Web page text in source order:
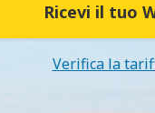
Ricevi il tuo
Verifica la